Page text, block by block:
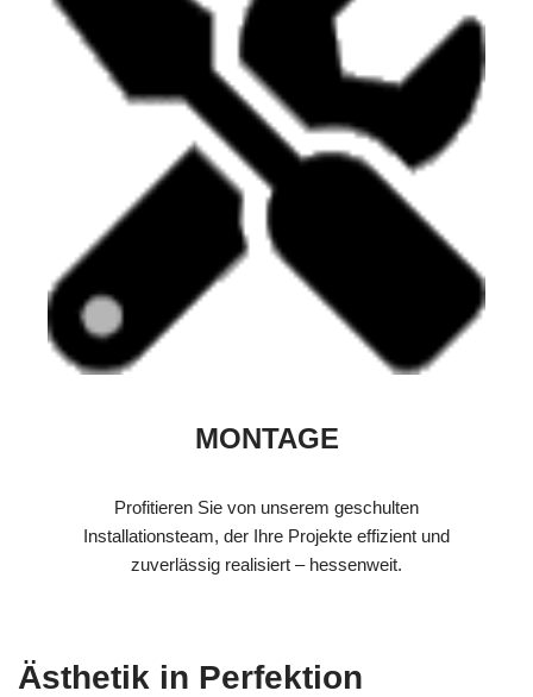
MONTAGE
Profitieren Sie von unserem geschulten
Installationsteam, der Ihre Projekte effizient und
zuverlässig realisiert – hessenweit.
Ästhetik in Perfektion